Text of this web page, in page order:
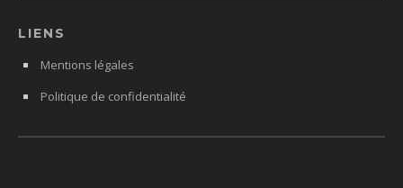
LIENS
Mentions légales
Politique de confidentialité